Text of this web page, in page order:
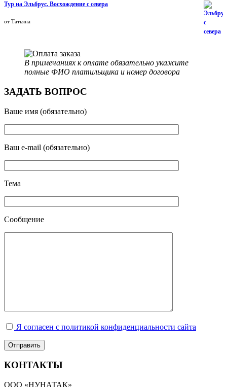
Тур на Эльбрус. Восхождение с севера
Оценка5из 5
от Татьяна
В примечаниях к оплате обязательно укажите
полные ФИО платильщика и номер договора
ЗАДАТЬ ВОПРОС
Ваше имя (обязательно)
Ваш e-mail (обязательно)
Тема
Сообщение
Я согласен с политикой конфиденциальности сайта
КОНТАКТЫ
ООО «НУНАТАК»